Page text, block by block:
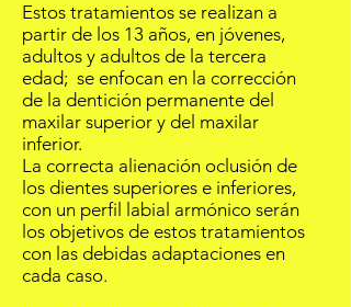
Estos tratamientos se realizan a
partir de los 13 años, en jóvenes,
adultos y adultos de la tercera
edad; se enfocan en la corrección
de la dentición permanente del
maxilar superior y del maxilar
inferior.
La correcta alienación oclusión de
los dientes superiores e inferiores,
con un perfil labial armónico serán
los objetivos de estos tratamientos
con las debidas adaptaciones en
cada caso.